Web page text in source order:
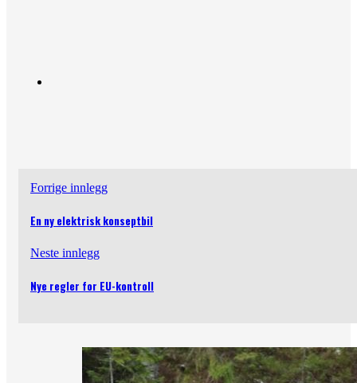
Forrige innlegg
En ny elektrisk konseptbil
Neste innlegg
Nye regler for EU-kontroll